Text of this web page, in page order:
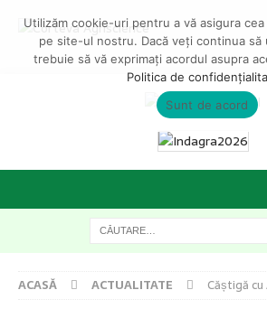
ACASĂ ACTUALITATE Căștigă cu
Utilizăm cookie-uri pentru a vă asigura
pe site-ul nostru. Dacă veți continua să
trebuie să vă exprimați acordul asupra
Politica de
Sunt de acord